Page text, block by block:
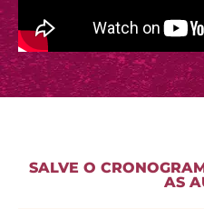
SALVE O
AS